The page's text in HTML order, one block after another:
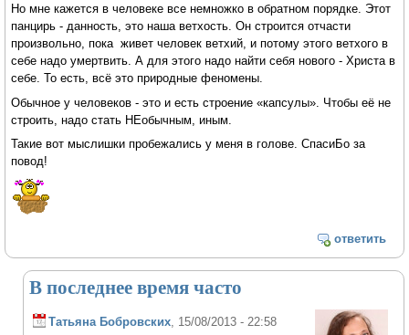
Но мне кажется в человеке все немножко в обратном порядке. Этот
панцирь - данность, это наша ветхость. Он строится отчасти
произвольно, пока живет человек ветхий, и потому этого ветхого в
себе надо умертвить. А для этого надо найти себя нового - Христа в
себе. То есть, всё это природные феномены.
Обычное у человеков - это и есть строение «капсулы». Чтобы её не
строить, надо стать НЕобычным, иным.
Такие вот мыслишки пробежались у меня в голове. СпасиБо за
повод!
ответить
В последнее время часто
Татьяна Бобровских, 15/08/2013 - 22:58